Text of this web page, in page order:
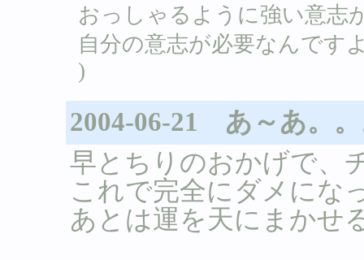
おっしゃるように強い意志
自分の意志が必要なんです
)
2004-06-21 あ～あ。
早とちりのおかげで、
これで完全にダメにな
あとは運を天にまかせ